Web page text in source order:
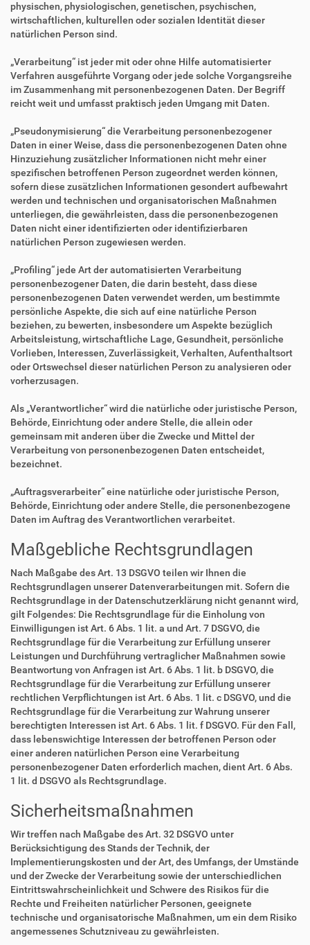
physischen, physiologischen, genetischen, psychischen,
wirtschaftlichen, kulturellen oder sozialen Identität dieser
natürlichen Person sind.
„Verarbeitung“ ist jeder mit oder ohne Hilfe automatisierter
Verfahren ausgeführte Vorgang oder jede solche Vorgangsreihe
im Zusammenhang mit personenbezogenen Daten. Der Begriff
reicht weit und umfasst praktisch jeden Umgang mit Daten.
„Pseudonymisierung“ die Verarbeitung personenbezogener
Daten in einer Weise, dass die personenbezogenen Daten ohne
Hinzuziehung zusätzlicher Informationen nicht mehr einer
spezifischen betroffenen Person zugeordnet werden können,
sofern diese zusätzlichen Informationen gesondert aufbewahrt
werden und technischen und organisatorischen Maßnahmen
unterliegen, die gewährleisten, dass die personenbezogenen
Daten nicht einer identifizierten oder identifizierbaren
natürlichen Person zugewiesen werden.
„Profiling“ jede Art der automatisierten Verarbeitung
personenbezogener Daten, die darin besteht, dass diese
personenbezogenen Daten verwendet werden, um bestimmte
persönliche Aspekte, die sich auf eine natürliche Person
beziehen, zu bewerten, insbesondere um Aspekte bezüglich
Arbeitsleistung, wirtschaftliche Lage, Gesundheit, persönliche
Vorlieben, Interessen, Zuverlässigkeit, Verhalten, Aufenthaltsort
oder Ortswechsel dieser natürlichen Person zu analysieren oder
vorherzusagen.
Als „Verantwortlicher“ wird die natürliche oder juristische Person,
Behörde, Einrichtung oder andere Stelle, die allein oder
gemeinsam mit anderen über die Zwecke und Mittel der
Verarbeitung von personenbezogenen Daten entscheidet,
bezeichnet.
„Auftragsverarbeiter“ eine natürliche oder juristische Person,
Behörde, Einrichtung oder andere Stelle, die personenbezogene
Daten im Auftrag des Verantwortlichen verarbeitet.
Maßgebliche Rechtsgrundlagen
Nach Maßgabe des Art. 13 DSGVO teilen wir Ihnen die
Rechtsgrundlagen unserer Datenverarbeitungen mit. Sofern die
Rechtsgrundlage in der Datenschutzerklärung nicht genannt wird,
gilt Folgendes: Die Rechtsgrundlage für die Einholung von
Einwilligungen ist Art. 6 Abs. 1 lit. a und Art. 7 DSGVO, die
Rechtsgrundlage für die Verarbeitung zur Erfüllung unserer
Leistungen und Durchführung vertraglicher Maßnahmen sowie
Beantwortung von Anfragen ist Art. 6 Abs. 1 lit. b DSGVO, die
Rechtsgrundlage für die Verarbeitung zur Erfüllung unserer
rechtlichen Verpflichtungen ist Art. 6 Abs. 1 lit. c DSGVO, und die
Rechtsgrundlage für die Verarbeitung zur Wahrung unserer
berechtigten Interessen ist Art. 6 Abs. 1 lit. f DSGVO. Für den Fall,
dass lebenswichtige Interessen der betroffenen Person oder
einer anderen natürlichen Person eine Verarbeitung
personenbezogener Daten erforderlich machen, dient Art. 6 Abs.
1 lit. d DSGVO als Rechtsgrundlage.
Sicherheitsmaßnahmen
Wir treffen nach Maßgabe des Art. 32 DSGVO unter
Berücksichtigung des Stands der Technik, der
Implementierungskosten und der Art, des Umfangs, der Umstände
und der Zwecke der Verarbeitung sowie der unterschiedlichen
Eintrittswahrscheinlichkeit und Schwere des Risikos für die
Rechte und Freiheiten natürlicher Personen, geeignete
technische und organisatorische Maßnahmen, um ein dem Risiko
angemessenes Schutzniveau zu gewährleisten.